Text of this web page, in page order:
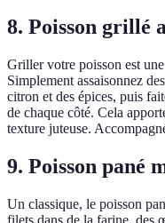
8. Poisson grillé
Griller votre poisson est
Simplement assaisonnez
citron et des épices, puis
de chaque côté. Cela
texture juteuse.
9. Poisson pané
Un classique, le poisson
filets dans de la farine, des